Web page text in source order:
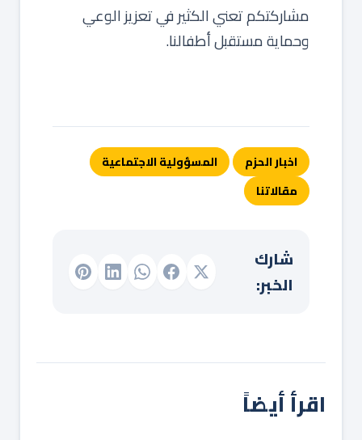
مشاركتكم تعني الكثير في تعزيز الوعي
وحماية مستقبل أطفالنا.
اخبار الحزم
المسؤولية الاجتماعية
مقالاتنا
شارك
الخبر:
اقرأ أيضاً